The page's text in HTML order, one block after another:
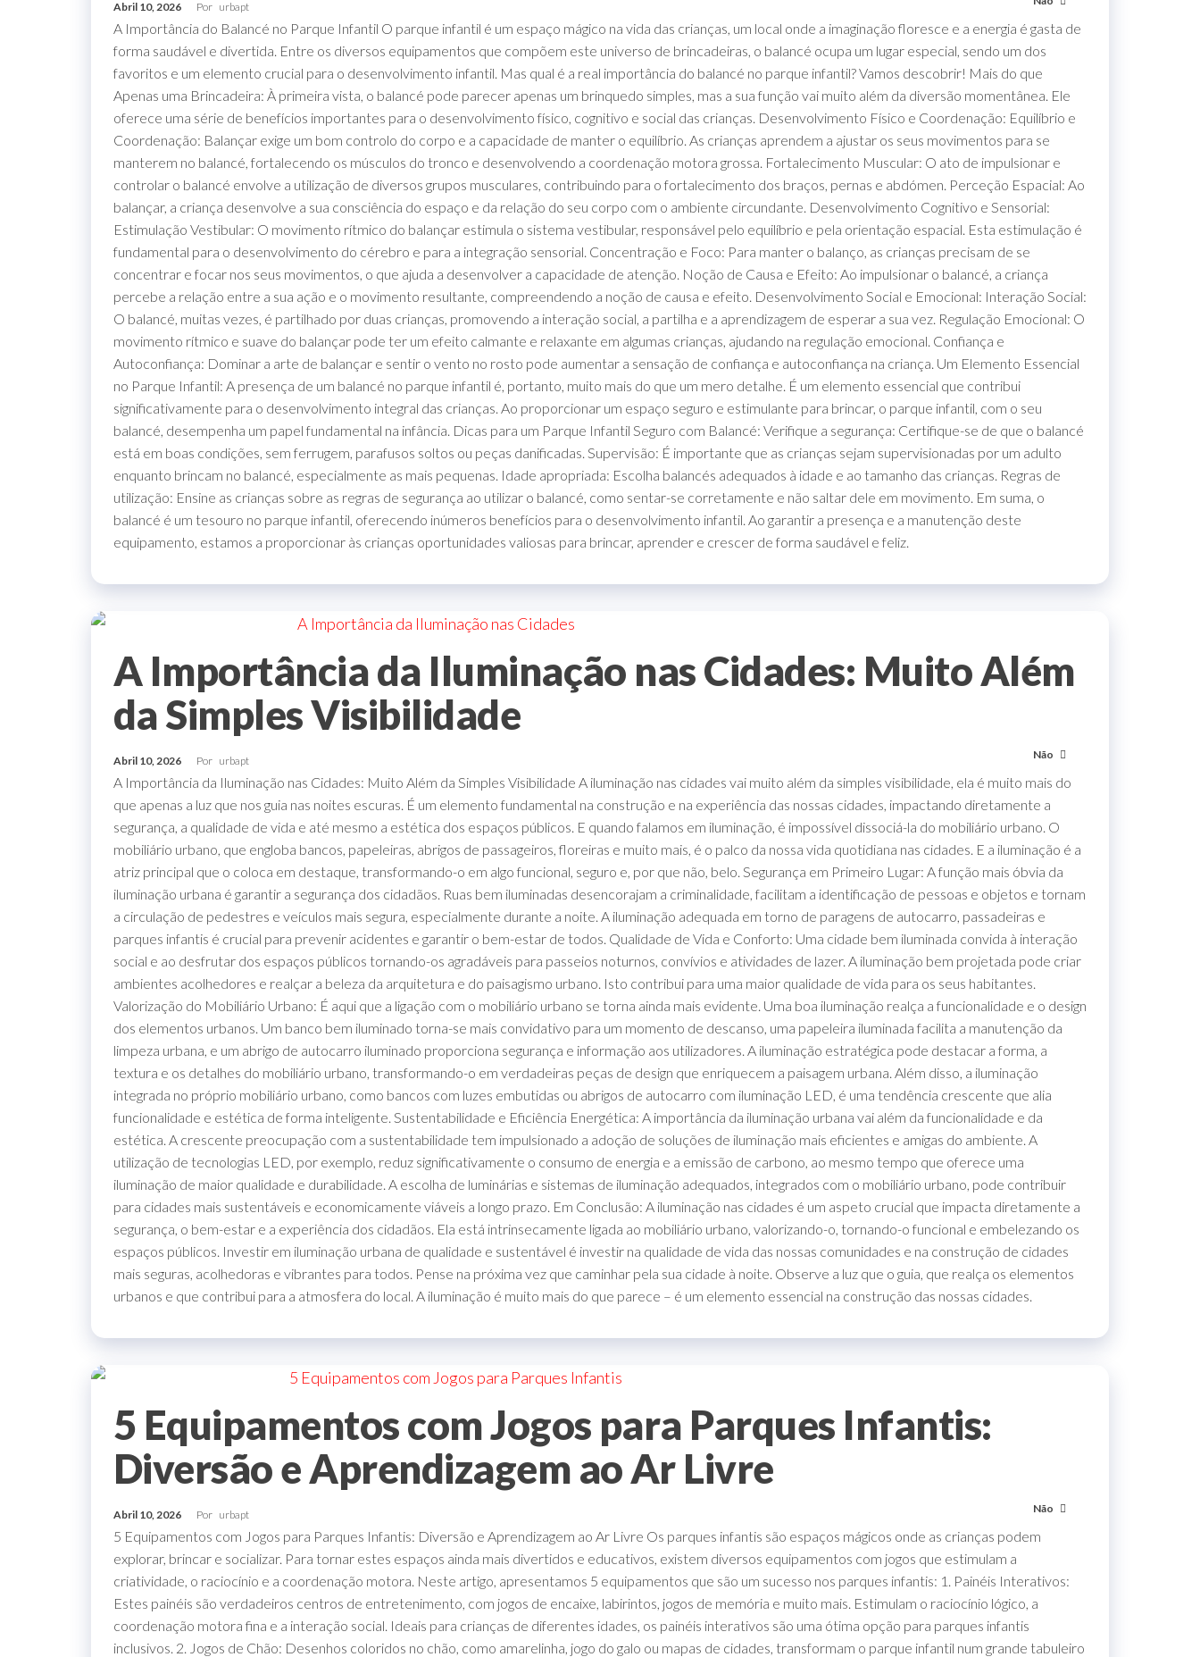
jardins
infantis,
parques,
espaços
verdes,
públicos,
cidades,
manutenções
preventivas,
urbanismo,
Abril 10, 2026 Por urbapt
A Importância do Balancé no Parque Infantil O parque infantil é um espaço mágico na vida das crianças, um local onde a imaginação floresce e a energia é gasta de
forma saudável e divertida. Entre os diversos equipamentos que compõem este universo de brincadeiras, o balancé ocupa um lugar especial, sendo um dos
favoritos e um elemento crucial para o desenvolvimento infantil. Mas qual é a real importância do balancé no parque infantil? Vamos descobrir! Mais do que
Apenas uma Brincadeira: À primeira vista, o balancé pode parecer apenas um brinquedo simples, mas a sua função vai muito além da diversão momentânea. Ele
oferece uma série de benefícios importantes para o desenvolvimento físico, cognitivo e social das crianças. Desenvolvimento Físico e Coordenação: Equilíbrio e
Coordenação: Balançar exige um bom controlo do corpo e a capacidade de manter o equilíbrio. As crianças aprendem a ajustar os seus movimentos para se
manterem no balancé, fortalecendo os músculos do tronco e desenvolvendo a coordenação motora grossa. Fortalecimento Muscular: O ato de impulsionar e
controlar o balancé envolve a utilização de diversos grupos musculares, contribuindo para o fortalecimento dos braços, pernas e abdómen. Perceção Espacial: Ao
balançar, a criança desenvolve a sua consciência do espaço e da relação do seu corpo com o ambiente circundante. Desenvolvimento Cognitivo e Sensorial:
Estimulação Vestibular: O movimento rítmico do balançar estimula o sistema vestibular, responsável pelo equilíbrio e pela orientação espacial. Esta estimulação é
fundamental para o desenvolvimento do cérebro e para a integração sensorial. Concentração e Foco: Para manter o balanço, as crianças precisam de se
concentrar e focar nos seus movimentos, o que ajuda a desenvolver a capacidade de atenção. Noção de Causa e Efeito: Ao impulsionar o balancé, a criança
percebe a relação entre a sua ação e o movimento resultante, compreendendo a noção de causa e efeito. Desenvolvimento Social e Emocional: Interação Social:
O balancé, muitas vezes, é partilhado por duas crianças, promovendo a interação social, a partilha e a aprendizagem de esperar a sua vez. Regulação Emocional: O
movimento rítmico e suave do balançar pode ter um efeito calmante e relaxante em algumas crianças, ajudando na regulação emocional. Confiança e
Autoconfiança: Dominar a arte de balançar e sentir o vento no rosto pode aumentar a sensação de confiança e autoconfiança na criança. Um Elemento Essencial
no Parque Infantil: A presença de um balancé no parque infantil é, portanto, muito mais do que um mero detalhe. É um elemento essencial que contribui
significativamente para o desenvolvimento integral das crianças. Ao proporcionar um espaço seguro e estimulante para brincar, o parque infantil, com o seu
balancé, desempenha um papel fundamental na infância. Dicas para um Parque Infantil Seguro com Balancé: Verifique a segurança: Certifique-se de que o balancé
está em boas condições, sem ferrugem, parafusos soltos ou peças danificadas. Supervisão: É importante que as crianças sejam supervisionadas por um adulto
enquanto brincam no balancé, especialmente as mais pequenas. Idade apropriada: Escolha balancés adequados à idade e ao tamanho das crianças. Regras de
utilização: Ensine as crianças sobre as regras de segurança ao utilizar o balancé, como sentar-se corretamente e não saltar dele em movimento. Em suma, o
balancé é um tesouro no parque infantil, oferecendo inúmeros benefícios para o desenvolvimento infantil. Ao garantir a presença e a manutenção deste
equipamento, estamos a proporcionar às crianças oportunidades valiosas para brincar, aprender e crescer de forma saudável e feliz.
A Importância da Iluminação nas Cidades: Muito Além
da Simples Visibilidade
Abril 10, 2026 Por urbapt Não
A Importância da Iluminação nas Cidades: Muito Além da Simples Visibilidade A iluminação nas cidades vai muito além da simples visibilidade, ela é muito mais do
que apenas a luz que nos guia nas noites escuras. É um elemento fundamental na construção e na experiência das nossas cidades, impactando diretamente a
segurança, a qualidade de vida e até mesmo a estética dos espaços públicos. E quando falamos em iluminação, é impossível dissociá-la do mobiliário urbano. O
mobiliário urbano, que engloba bancos, papeleiras, abrigos de passageiros, floreiras e muito mais, é o palco da nossa vida quotidiana nas cidades. E a iluminação é a
atriz principal que o coloca em destaque, transformando-o em algo funcional, seguro e, por que não, belo. Segurança em Primeiro Lugar: A função mais óbvia da
iluminação urbana é garantir a segurança dos cidadãos. Ruas bem iluminadas desencorajam a criminalidade, facilitam a identificação de pessoas e objetos e tornam
a circulação de pedestres e veículos mais segura, especialmente durante a noite. A iluminação adequada em torno de paragens de autocarro, passadeiras e
parques infantis é crucial para prevenir acidentes e garantir o bem-estar de todos. Qualidade de Vida e Conforto: Uma cidade bem iluminada convida à interação
social e ao desfrutar dos espaços públicos tornando-os agradáveis para passeios noturnos, convívios e atividades de lazer. A iluminação bem projetada pode criar
ambientes acolhedores e realçar a beleza da arquitetura e do paisagismo urbano. Isto contribui para uma maior qualidade de vida para os seus habitantes.
Valorização do Mobiliário Urbano: É aqui que a ligação com o mobiliário urbano se torna ainda mais evidente. Uma boa iluminação realça a funcionalidade e o design
dos elementos urbanos. Um banco bem iluminado torna-se mais convidativo para um momento de descanso, uma papeleira iluminada facilita a manutenção da
limpeza urbana, e um abrigo de autocarro iluminado proporciona segurança e informação aos utilizadores. A iluminação estratégica pode destacar a forma, a
textura e os detalhes do mobiliário urbano, transformando-o em verdadeiras peças de design que enriquecem a paisagem urbana. Além disso, a iluminação
integrada no próprio mobiliário urbano, como bancos com luzes embutidas ou abrigos de autocarro com iluminação LED, é uma tendência crescente que alia
funcionalidade e estética de forma inteligente. Sustentabilidade e Eficiência Energética: A importância da iluminação urbana vai além da funcionalidade e da
estética. A crescente preocupação com a sustentabilidade tem impulsionado a adoção de soluções de iluminação mais eficientes e amigas do ambiente. A
utilização de tecnologias LED, por exemplo, reduz significativamente o consumo de energia e a emissão de carbono, ao mesmo tempo que oferece uma
iluminação de maior qualidade e durabilidade. A escolha de luminárias e sistemas de iluminação adequados, integrados com o mobiliário urbano, pode contribuir
para cidades mais sustentáveis e economicamente viáveis a longo prazo. Em Conclusão: A iluminação nas cidades é um aspeto crucial que impacta diretamente a
segurança, o bem-estar e a experiência dos cidadãos. Ela está intrinsecamente ligada ao mobiliário urbano, valorizando-o, tornando-o funcional e embelezando os
espaços públicos. Investir em iluminação urbana de qualidade e sustentável é investir na qualidade de vida das nossas comunidades e na construção de cidades
mais seguras, acolhedoras e vibrantes para todos. Pense na próxima vez que caminhar pela sua cidade à noite. Observe a luz que o guia, que realça os elementos
urbanos e que contribui para a atmosfera do local. A iluminação é muito mais do que parece – é um elemento essencial na construção das nossas cidades.
5 Equipamentos com Jogos para Parques Infantis:
Diversão e Aprendizagem ao Ar Livre
Abril 10, 2026 Por urbapt Não
5 Equipamentos com Jogos para Parques Infantis: Diversão e Aprendizagem ao Ar Livre Os parques infantis são espaços mágicos onde as crianças podem
explorar, brincar e socializar. Para tornar estes espaços ainda mais divertidos e educativos, existem diversos equipamentos com jogos que estimulam a
criatividade, o raciocínio e a coordenação motora. Neste artigo, apresentamos 5 equipamentos que são um sucesso nos parques infantis: 1. Painéis Interativos:
Estes painéis são verdadeiros centros de entretenimento, com jogos de encaixe, labirintos, jogos de memória e muito mais. Estimulam o raciocínio lógico, a
coordenação motora fina e a interação social. Ideais para crianças de diferentes idades, os painéis interativos são uma ótima opção para parques infantis
inclusivos. 2. Jogos de Chão: Desenhos coloridos no chão, como amarelinha, jogo do galo ou mapas de cidades, transformam o parque infantil num grande tabuleiro